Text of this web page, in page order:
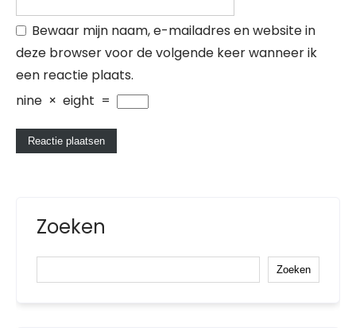
Bewaar mijn naam, e-mailadres en website in
deze browser voor de volgende keer wanneer ik
een reactie plaats.
nine × eight =
Zoeken
Zoeken